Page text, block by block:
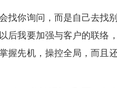
找你询问，而是自己去找别
后我要加强与客户的联络，
握先机，操控全局，而且